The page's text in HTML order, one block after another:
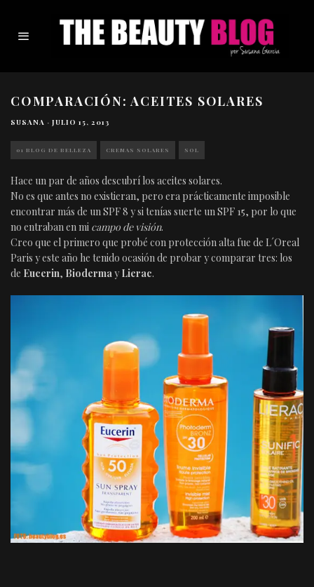
COMPARACIÓN: ACEITES SOLARES
SUSANA · JULIO 15, 2013
01 BLOG DE BELLEZA CREMAS SOLARES SOL
Hace un par de años descubrí los aceites solares.
No es que antes no existieran, pero era prácticamente imposible
encontrar más de un SPF 8 y si tenías suerte un SPF 15, por lo que
no entraban en mi campo de visión.
Creo que el primero que probé con protección alta fue de L´Oreal
Paris y este año he tenido ocasión de probar y comparar tres: los
de Eucerin, Biodermay Lierac.